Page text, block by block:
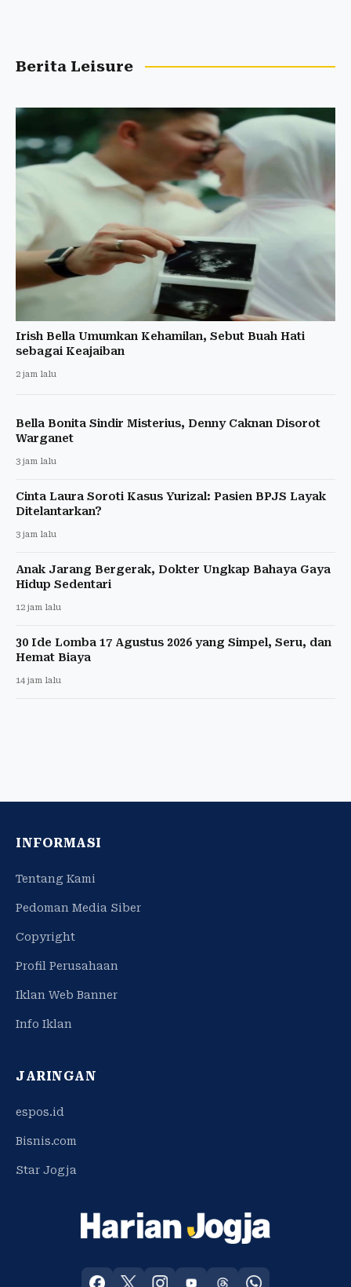
Berita Leisure
Irish Bella Umumkan Kehamilan, Sebut Buah Hati
sebagai Keajaiban
2 jam lalu
Bella Bonita Sindir Misterius, Denny Caknan Disorot
Warganet
3 jam lalu
Cinta Laura Soroti Kasus Yurizal: Pasien BPJS Layak
Ditelantarkan?
3 jam lalu
Anak Jarang Bergerak, Dokter Ungkap Bahaya Gaya
Hidup Sedentari
12 jam lalu
30 Ide Lomba 17 Agustus 2026 yang Simpel, Seru, dan
Hemat Biaya
14 jam lalu
INFORMASI
Tentang Kami
Pedoman Media Siber
Copyright
Profil Perusahaan
Iklan Web Banner
Info Iklan
JARINGAN
espos.id
Bisnis.com
Star Jogja